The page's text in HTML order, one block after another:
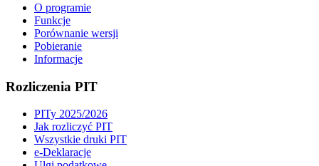
O programie
Funkcje
Porównanie wersji
Pobieranie
Informacje
Rozliczenia PIT
PITy 2025/2026
Jak rozliczyć PIT
Wszystkie druki PIT
e-Deklaracje